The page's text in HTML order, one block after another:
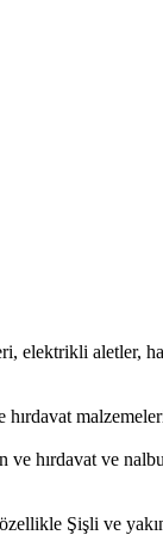
elektrikli aletler,
ve hırdavat ve
Şişli ve